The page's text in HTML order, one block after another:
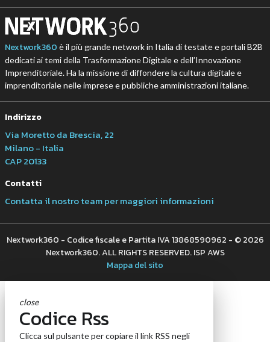
Nextwork360 è il più grande network in Italia di testate e portali B2B
dedicati ai temi della Trasformazione Digitale e dell’Innovazione
Imprenditoriale. Ha la missione di diffondere la cultura digitale e
imprenditoriale nelle imprese e pubbliche amministrazioni italiane.
Indirizzo
Via Moretto da Brescia, 22
Milano - Italia
CAP 20133
Contatti
Contatta il nostro team per maggiori informazioni
Nextwork360 - Codice fiscale e Partita IVA 13868590962 - © 2026
Nextwork360. ALL RIGHTS RESERVED. ISP AWS
Mappa del sito
close
Codice Rss
Clicca sul pulsante per copiare il link RSS negli